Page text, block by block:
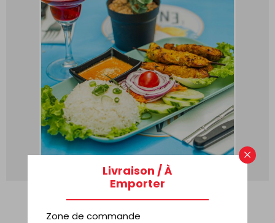
ENTRÉE + PLAT ( SUR PLACE
UNIQUEMENT )
×
Livraison / À
Emporter
Zone de commande